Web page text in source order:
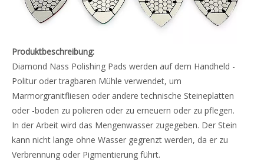
Produktbeschreibung:
Diamond Nass Polishing Pads werden auf dem Handheld -
Politur oder tragbaren Mühle verwendet, um
Marmorgranitfliesen oder andere technische Steineplatten
oder -boden zu polieren oder zu erneuern oder zu pflegen.
In der Arbeit wird das Mengenwasser zugegeben. Der Stein
kann nicht lange ohne Wasser gegrenzt werden, da er zu
Verbrennung oder Pigmentierung führt.